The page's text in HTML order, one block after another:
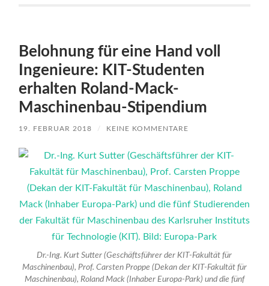
Belohnung für eine Hand voll
Ingenieure: KIT-Studenten
erhalten Roland-Mack-
Maschinenbau-Stipendium
19. FEBRUAR 2018 / KEINE KOMMENTARE
Dr.-Ing. Kurt Sutter (Geschäftsführer der KIT-Fakultät für
Maschinenbau), Prof. Carsten Proppe (Dekan der KIT-Fakultät für
Maschinenbau), Roland Mack (Inhaber Europa-Park) und die fünf